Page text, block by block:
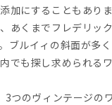
加にすることもあり
あくまでフレデリッ
ブルイィの斜面が多
でも探し求められる
つのヴィンテージの